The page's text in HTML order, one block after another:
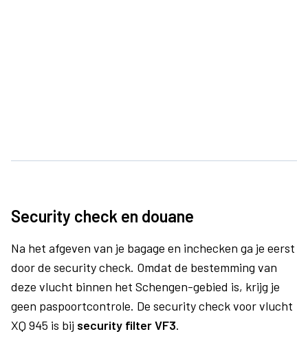
Security check en douane
Na het afgeven van je bagage en inchecken ga je eerst
door de security check. Omdat de bestemming van
deze vlucht binnen het Schengen-gebied is, krijg je
geen paspoortcontrole. De security check voor vlucht
XQ 945 is bij security filter VF3.